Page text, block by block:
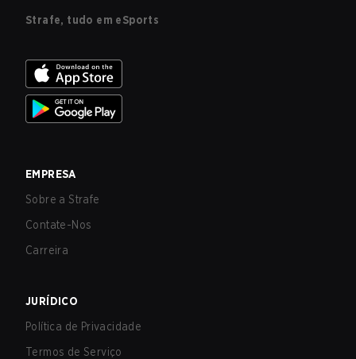
Strafe, tudo em eSports
EMPRESA
Sobre a Strafe
Contate-Nos
Carreira
JURÍDICO
Política de Privacidade
Termos de Serviço